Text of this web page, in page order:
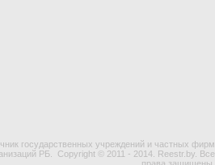
государственных учреждений и частных фирм
РБ.
Copyright © 2011 - 2014. Reestr.by. Все